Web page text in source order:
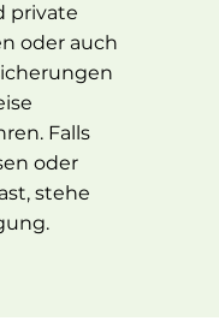
private
oder auch
Falls
oder
stehe